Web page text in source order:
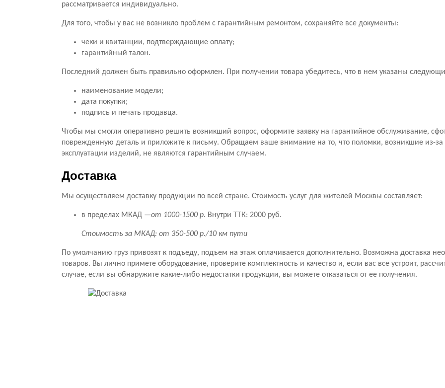
рассматривается индивидуально.
Для того, чтобы у вас не возникло проблем с гарантийным ремонтом, сохраняйте все документы:
чеки и квитанции, подтверждающие оплату;
гарантийный талон.
Последний должен быть правильно оформлен. При получении товара убедитесь, что в нем указаны
наименование модели;
дата покупки;
подпись и печать продавца.
Чтобы мы смогли оперативно решить возникший вопрос, оформите заявку на гарантийное обслуживание,
поврежденную деталь и приложите к письму. Обращаем ваше внимание на то, что поломки, возникшие из-за
эксплуатации изделий, не являются гарантийным случаем.
Доставка
Мы осуществляем доставку продукции по всей стране. Стоимость услуг для жителей Москвы составляет:
в пределах МКАД —от 1000-1500 р. Внутри ТТК: 2000 руб.
Стоимость за МКАД: от 350-500 р./10 км пути
По умолчанию груз привозят к подъеду, подъем на этаж оплачивается дополнительно. Возможна доставка
товаров. Вы лично примете оборудование, проверите комплектность и качество и, если вас все устроит,
случае, если вы обнаружите какие-либо недостатки продукции, вы можете отказаться от ее получения.